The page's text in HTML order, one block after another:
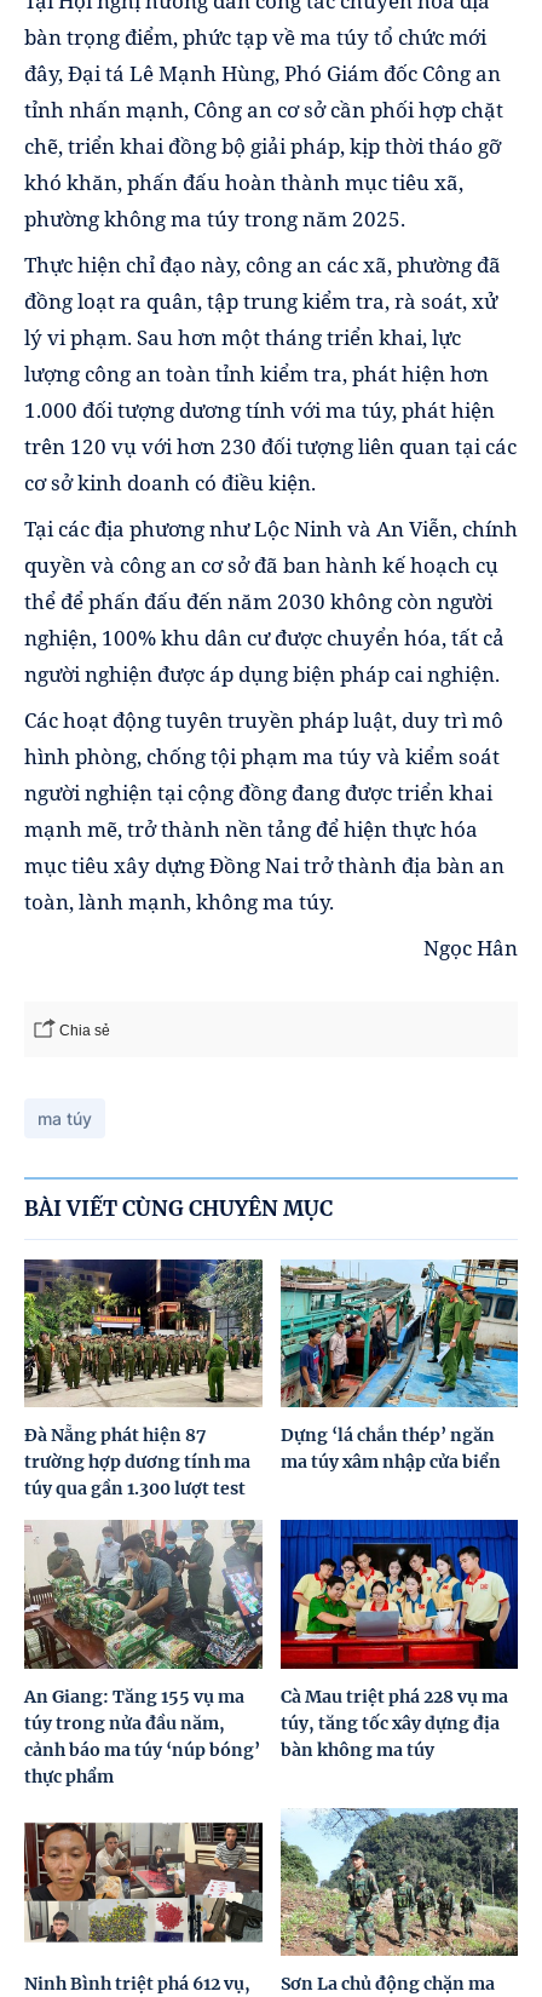
bàn trọng điểm, phức tạp về ma túy tổ chức mới
đây, Đại tá Lê Mạnh Hùng, Phó Giám đốc Công an
tỉnh nhấn mạnh, Công an cơ sở cần phối hợp chặt
chẽ, triển khai đồng bộ giải pháp, kịp thời tháo gỡ
khó khăn, phấn đấu hoàn thành mục tiêu xã,
phường không ma túy trong năm 2025.
Thực hiện chỉ đạo này, công an các xã, phường đã
đồng loạt ra quân, tập trung kiểm tra, rà soát, xử
lý vi phạm. Sau hơn một tháng triển khai, lực
lượng công an toàn tỉnh kiểm tra, phát hiện hơn
1.000 đối tượng dương tính với ma túy, phát hiện
trên 120 vụ với hơn 230 đối tượng liên quan tại các
cơ sở kinh doanh có điều kiện.
Tại các địa phương như Lộc Ninh và An Viễn, chính
quyền và công an cơ sở đã ban hành kế hoạch cụ
thể để phấn đấu đến năm 2030 không còn người
nghiện, 100% khu dân cư được chuyển hóa, tất cả
người nghiện được áp dụng biện pháp cai nghiện.
Các hoạt động tuyên truyền pháp luật, duy trì mô
hình phòng, chống tội phạm ma túy và kiểm soát
người nghiện tại cộng đồng đang được triển khai
mạnh mẽ, trở thành nền tảng để hiện thực hóa
mục tiêu xây dựng Đồng Nai trở thành địa bàn an
toàn, lành mạnh, không ma túy.
Ngọc Hân
Chia sẻ
ma túy
BÀI VIẾT CÙNG CHUYÊN MỤC
Đà Nẵng phát hiện 87
trường hợp dương tính ma
túy qua gần 1.300 lượt test
Dựng ‘lá chắn thép’ ngăn
ma túy xâm nhập cửa biển
An Giang: Tăng 155 vụ ma
túy trong nửa đầu năm,
cảnh báo ma túy ‘núp bóng’
thực phẩm
Cà Mau triệt phá 228 vụ ma
túy, tăng tốc xây dựng địa
bàn không ma túy
Ninh Bình triệt phá 612 vụ,
Sơn La chủ động chặn ma